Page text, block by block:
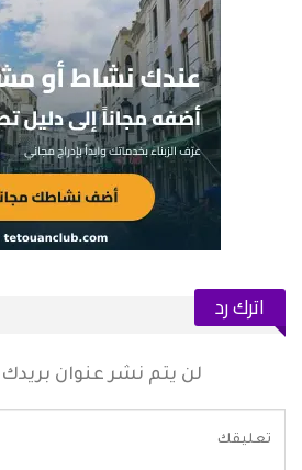
اترك رد
لن يتم نشر عنوان بريدك